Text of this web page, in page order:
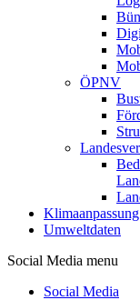
ÖPNV
Klimaanpassung
Umweltdaten
Social Media menu
Social Media